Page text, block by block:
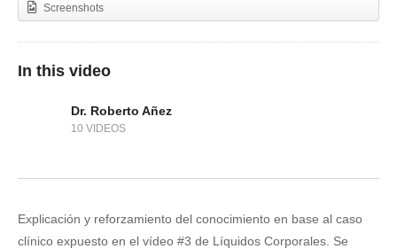
Screenshots
In this video
Dr. Roberto Añez
10 VIDEOS
Explicación y reforzamiento del conocimiento en base al caso
clínico expuesto en el vídeo #3 de Líquidos Corporales. Se